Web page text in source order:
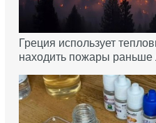
Греция использует
находить пожары раньше